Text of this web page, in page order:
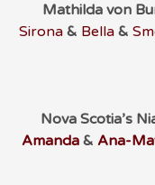
Mathilda von
Sirona& Bella&
Nova Scotia’s
Amanda & Ana-